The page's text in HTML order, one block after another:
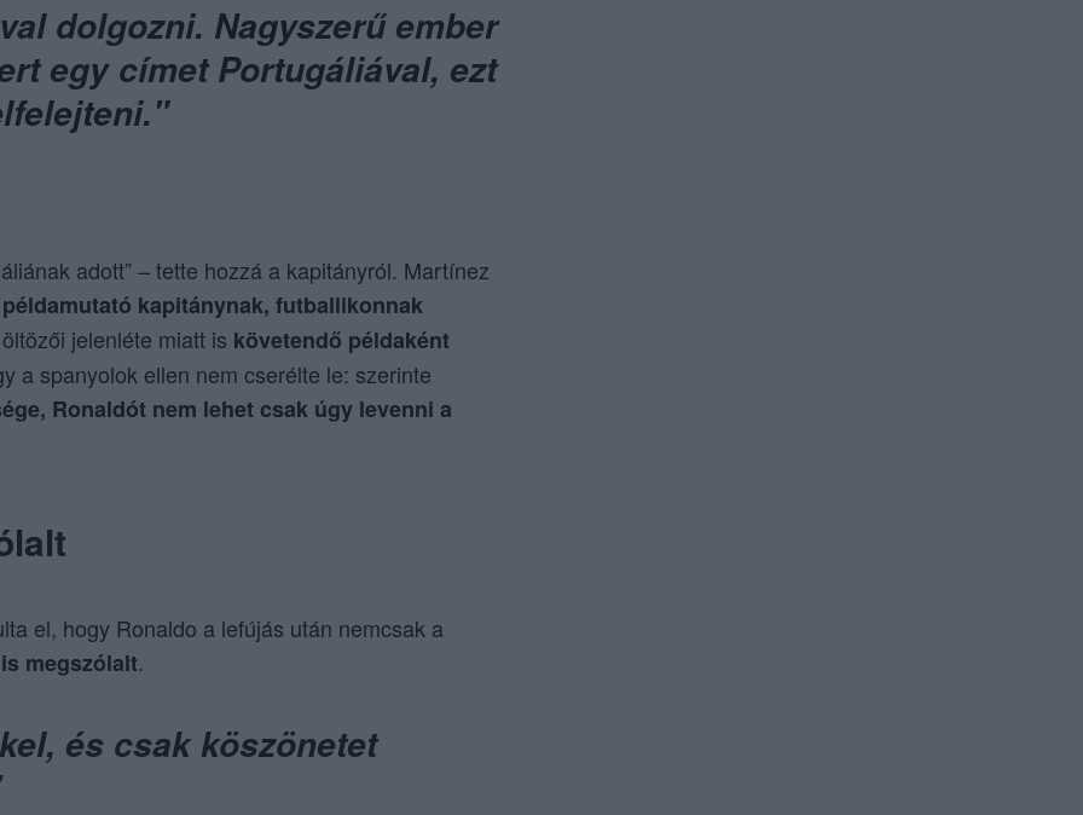
dolgozni. Nagyszerű ember
egy címet Portugáliával, ezt
adott” – tette hozzá a kapitányról. Martínez
példamutató kapitánynak, futballikonnak
jelenléte miatt is követendő példaként
a spanyolok ellen nem cserélte le: szerinte
Ronaldót nem lehet csak úgy levenni a
el, hogy Ronaldo a lefújás után nemcsak a
megszólalt.
és csak köszönetet